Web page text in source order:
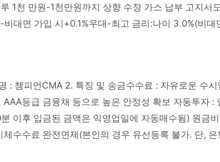
1천 만원-1천만원까지 상향 수정 가스 납부 고지
대면 가입 시+0.1%우대-최고 금리:나이 3.0%(비대
: 챔피언CMA 2. 특징 및 송금수수료 : 자유로운 수
AAA등급 금융채 등으로 높은 안정성 확보 자동투자
이후 입금된 금액은 익영업일에 자동매수됨) 원금
체수수료 완전면제(본인의 경우 유선등록 불가. 단,